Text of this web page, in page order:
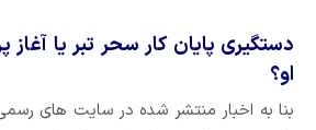
دستگیری پایان کار سحر تبر یا
او؟
بنا به اخبار منتشر شده در سایت های